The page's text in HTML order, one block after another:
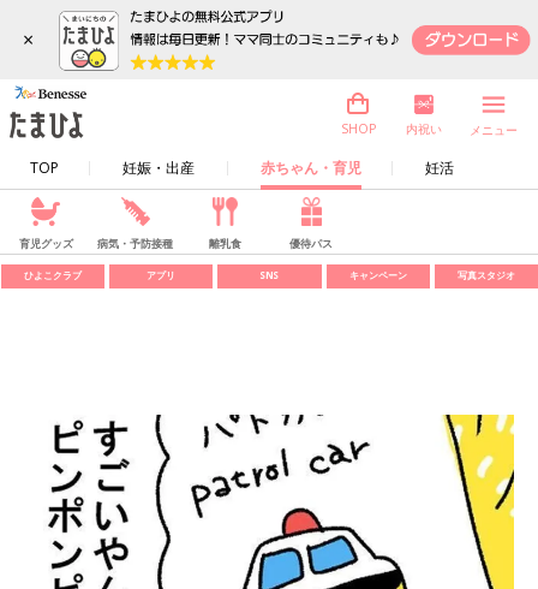
×
TOP 妊娠・出産 赤ちゃん・育児 妊活
SHOP 内祝い メニュー
育児グッズ 病気・予防接種 離乳食 優待パス
ひよこクラブ アプリ SNS キャンペーン 写真スタジオ